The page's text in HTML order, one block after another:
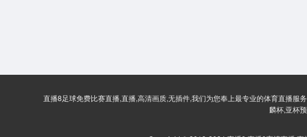
直播8足球免费比赛直播,直播,高清画质,无插件,我们为您奉上最专业的体育直播
麟杯,亚杯